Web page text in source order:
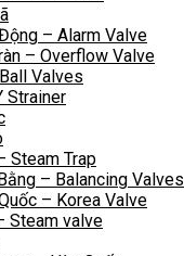
– Alarm Valve
– Overflow Valve
Valves
Strainer
Steam Trap
– Balancing Valves
– Korea Valve
Steam valve